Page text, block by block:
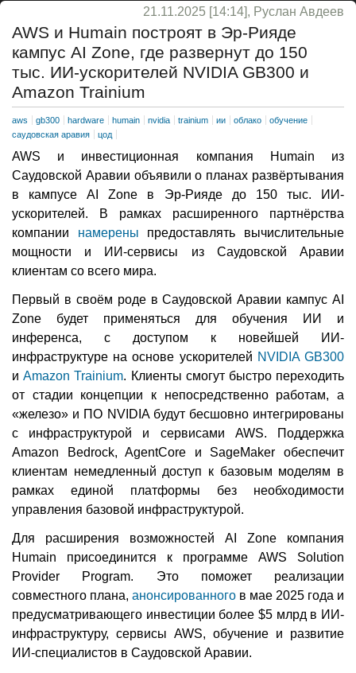
21.11.2025 [14:14], Руслан Авдеев
AWS и Humain построят в Эр-Рияде
кампус AI Zone, где развернут до 150
тыс. ИИ-ускорителей NVIDIA GB300 и
Amazon Trainium
aws gb300 hardware humain nvidia trainium ии облако
обучение
саудовская аравия
цод
AWS и инвестиционная компания Humain из
Саудовской Аравии объявили о планах развёртывания
в кампусе AI Zone в Эр-Рияде до 150 тыс. ИИ-
ускорителей. В рамках расширенного партнёрства
компании намерены предоставлять вычислительные
мощности и ИИ-сервисы из Саудовской Аравии
клиентам со всего мира.
Первый в своём роде в Саудовской Аравии кампус AI
Zone будет применяться для обучения ИИ и
инференса, с доступом к новейшей ИИ-
инфраструктуре на основе ускорителей NVIDIA GB300
иAmazon Trainium. Клиенты смогут быстро переходить
от стадии концепции к непосредственно работам, а
«железо» и ПО NVIDIA будут бесшовно интегрированы
с инфраструктурой и сервисами AWS. Поддержка
Amazon Bedrock, AgentCore и SageMaker обеспечит
клиентам немедленный доступ к базовым моделям в
рамках единой платформы без необходимости
управления базовой инфраструктурой.
Для расширения возможностей AI Zone компания
Humain присоединится к программе AWS Solution
Provider Program. Это поможет реализации
совместного плана, анонсированного в мае 2025 года и
предусматривающего инвестиции более $5 млрд в ИИ-
инфраструктуру, сервисы AWS, обучение и развитие
ИИ-специалистов в Саудовской Аравии.